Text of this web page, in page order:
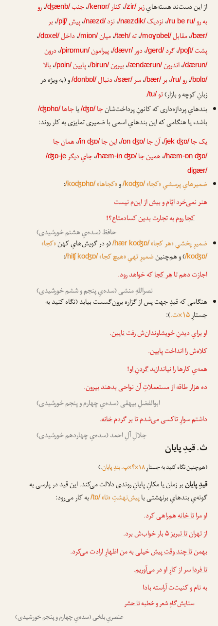
از این دست‌ند هسته‌هایِزیر/zir/،کنار/kenɒr/،جنب/ʤænb/،رو
به رو/ru be ru/،نزدیک /næzdik/،نزد /næzd/،پیش/piʃ/،بر
/bær/،مقابل/moɣɒbel/،ته/tæh/،میان/miɒn/،داخل/dɒxel/،
پشت /poʃt/،گرد /gerd/،دور/dævr/،پیرامون/pirɒmun/،درون
/dærun/،اندرون/ændærun/،بیرون/birun/،پایین/pɒin/،بالا
/bɒlɒ/،رو/ru/،بر/bær/،سر/sær/،دنبال/donbɒl/و (به ویژه در
زبانِ کوچه و بازار)تو/tu/
.
بندهایِ پردازه‌داری که کانونِ پرداخت‌شانجا /ʤɒ/یاجاها /ʤɒhɒ/
باشد، یا هنگامی که این بندهایِ اسمی با ضمیری تمایزی به کار روند:
یک جا /jek ʤɒ/،آن جا /ɒn ʤɒ/،این جا /in ʤɒ/،همان جا
/hæm-ɒn ʤɒ/،همین جا /hæm-in ʤɒ/،جایِ دیگر /ʤɒ-je
digær/
ضمیرهایِ پرسشیِ «کجا»/koʤɒ/و«کجاها»/koʤɒhɒ/
:
هنر نمی‌خرد ایّام و بیش از این‌م نیست
کجاروم به تجارت بدین کساد‌متاع؟!
حافظ (سده‌یِ هشتم خورشیدی)
ضمیرِ پخشیِ «هر کجا»/hær koʤɒ/(و در گویش‌هایِ کهن«کجا»
/koʤɒ/) و هم‌چنینضمیرِ تهیِ «هیچ کجا»/hiʧ koʤɒ/
:
اجازت دهم تاهر کجاکه خواهد رود.
نصراللهِ منشی (سده‌یِ پنجم و ششم خورشیدی)
هنگامی که قیدِ جهت پس از گزاره برون‌گسست بیابد (نگاه کنید به
جستارِ۱۵×ت.
):
او برایِ دیدنِ خویشاوندان‌ش رفتنایین.
کلاه‌ش را انداختپایین.
همه‌یِ کارها را نیاندازیدگردنِ او!
ده هزار طاقه از مستعملاتِ آن نواحی بدهندبیرون.
ابوالفضلِ بیهقی (سده‌یِ چهارم و پنجم خورشیدی)
داشتم سوارِ تاکسی می‌شدم تا بر گردمخانه.
جلالِ آلِ احمد (سده‌یِ چهاردهم خورشیدی)
ث. قیدِ پایان
(هم‌چنین نگاه کنید به جستارِ۱۸×۴×پ. بندِ پایان .)
قیدِ پایانبر زمان یا مکانِ پایانِ روندی دلالت می‌کند. این قید در پارسی به
گونه‌یِ بندهایِ برنهشتی باپیش‌نهشتِ «تا»/tɒ/به کار می‌رود:
او مراتا خانههم‌راهی کرد.
از تهرانتا تبریز۵ بار خواب‌ش برد.
بهمنتا چند وقت پیشخیلی به من اظهارِ ارادت می‌کرد.
تا فرداسر از کارِ او در می‌آوریم.
به نام و کنیت‌ت آراسته بادا
ستایش‌گاهِ شعر و خطبهتا حشر
عنصریِ بلخی (سده‌یِ چهارم و پنجم خورشیدی)